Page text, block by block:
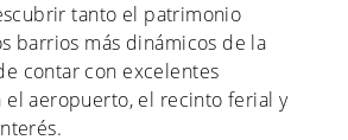
tanto el patrimonio
barrios más dinámicos de la
contar con excelentes
el aeropuerto, el recinto ferial y